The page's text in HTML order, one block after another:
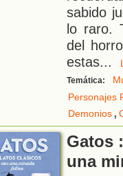
sabido
lo raro.
del
estas...
Temática:
Personajes
Demonios,
Gatos
una